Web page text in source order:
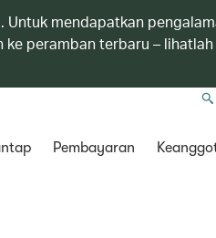
mendapatkan
ke peramban terbaru – lihatlah
Pembayaran